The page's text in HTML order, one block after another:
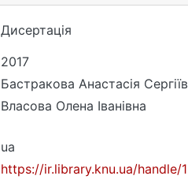
Дисертація
2017
Бастракова Анастасія
Власова Олена Іванівна
ua
https://ir.library.knu.ua/handle/